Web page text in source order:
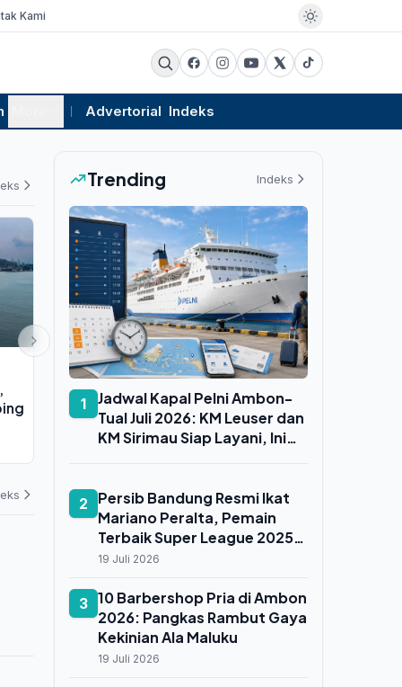
Kami
Advertorial Indeks
EKSBIS
Harga Emas Antam Naik Lagi ke
Rp 2,623 Juta per Gram, Buyback
Melonjak Rp 17 Ribu
Trending Indeks
1
Jadwal Kapal Pelni Ambon-
Tual Juli 2026: KM Leuser dan
KM Sirimau Siap Layani, Ini
2
Persib Bandung Resmi Ikat
Mariano Peralta, Pemain
Terbaik Super League 2025-
2026, Dua Musim
19 Juli 2026
3 10 Barbershop Pria di Ambon
2026: Pangkas Rambut Gaya
Kekinian Ala Maluku
19 Juli 2026